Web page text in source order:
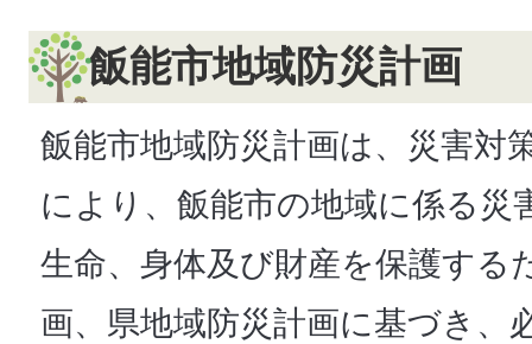
飯能市地域防災計画
飯能市地域防災計画は、災害対
により、飯能市の地域に係る災
生命、身体及び財産を保護する
画、県地域防災計画に基づき、